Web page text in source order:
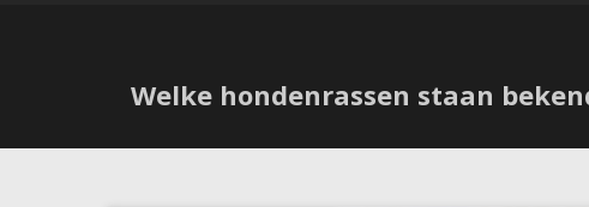
Welke hondenrassen staan